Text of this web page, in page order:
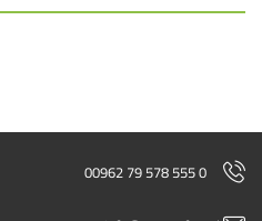
00962 79 578 555 0